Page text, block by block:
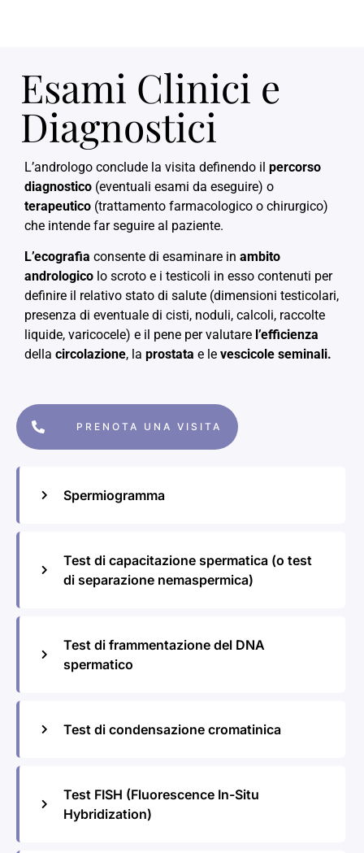
Esami Clinici e
Diagnostici
L’andrologo conclude la visita definendo il percorso
diagnostico (eventuali esami da eseguire) o
terapeutico (trattamento farmacologico o chirurgico)
che intende far seguire al paziente.
L’ecografia consente di esaminare in ambito
andrologico lo scroto e i testicoli in esso contenuti per
definire il relativo stato di salute (dimensioni testicolari,
presenza di eventuale di cisti, noduli, calcoli, raccolte
liquide, varicocele) e il pene per valutare l’efficienza
della circolazione, la prostata e le vescicole seminali.
PRENOTA UNA VISITA
Spermiogramma
Test di capacitazione spermatica (o test
di separazione nemaspermica)
Test di frammentazione del DNA
spermatico
Test di condensazione cromatinica
Test FISH (Fluorescence In-Situ
Hybridization)